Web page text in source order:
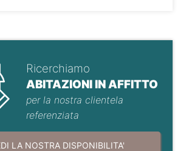
Ricerchiamo
ABITAZIONI IN AFFITTO
per la nostra clientela
referenziata
LA NOSTRA DISPONIBILITA'